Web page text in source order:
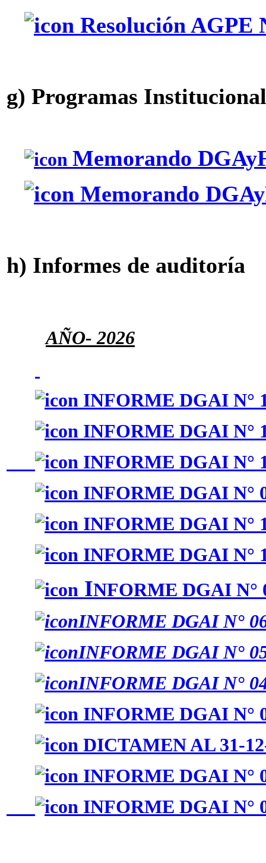
Resolución AGPE
g) Programas
Memorando
Memorando
h) Informes de auditoría
AÑO- 2026
INFORME DGAI N°
INFORME DGAI N°
INFORME DGAI N°
INFORME DGAI N°
INFORME DGAI N°
INFORME DGAI N°
INFORME DGAI N°
INFORME DGAI N°
INFORME DGAI N°
INFORME DGAI N°
INFORME DGAI N°
DICTAMEN AL 31-
INFORME DGAI N°
INFORME DGAI N°